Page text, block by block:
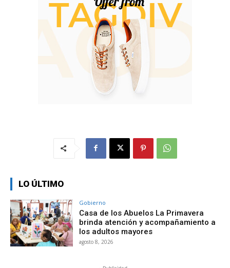
LO ÚLTIMO
Gobierno
Casa de los Abuelos La Primavera
brinda atención y acompañamiento a
los adultos mayores
agosto 8, 2026